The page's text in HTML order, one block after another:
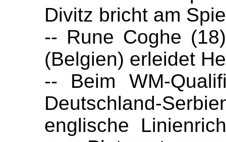
Divitz bricht am
-- Rune Coghe
(Belgien) erleidet
-- Beim WM-
Deutschland-
englische